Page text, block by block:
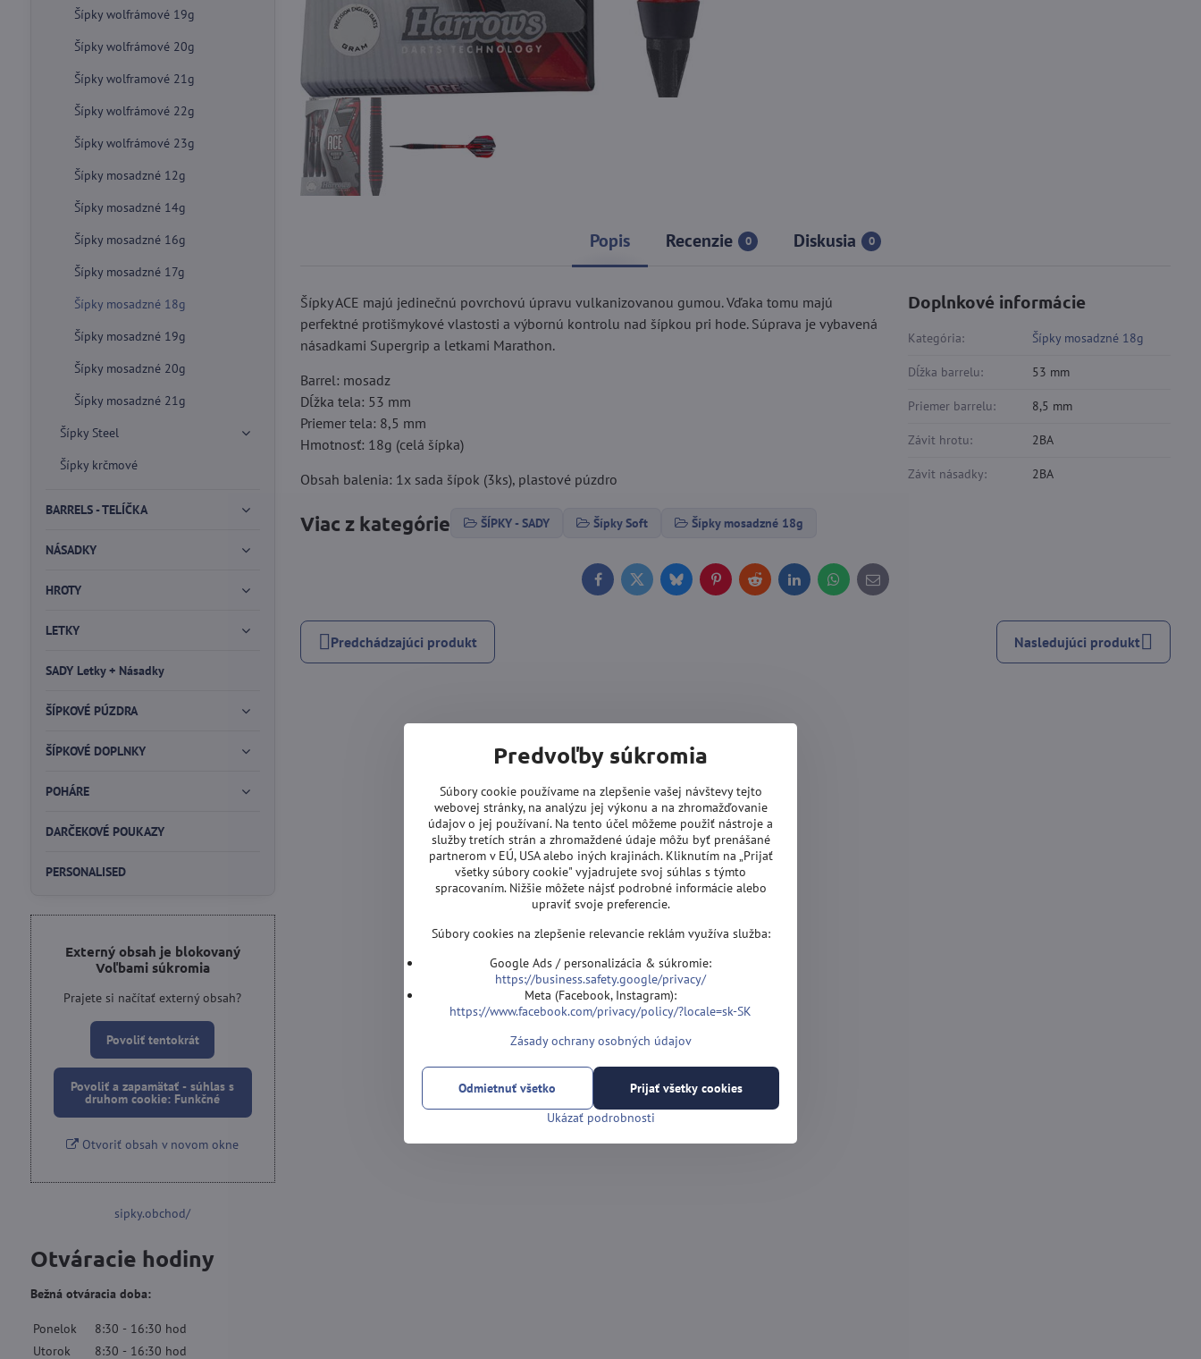
Popis Recenzie 0 Diskusia 0
Šípky ACE majú jedinečnú povrchovú úpravu vulkanizovanou gumou. Vďaka tomu majú
perfektné protišmykové vlastosti a výbornú kontrolu nad šípkou pri hode. Súprava je vybavená
násadkami Supergrip a letkami Marathon.
Barrel: mosadz
Dĺžka tela: 53 mm
Priemer tela: 8,5 mm
Hmotnosť: 18g (celá šípka)
Obsah balenia: 1x sada šípok (3ks), plastové púzdro
Viac z kategórie ŠÍPKY - SADY Šípky Soft Šípky mosadzné 18g
Doplnkové informácie
Kategória: Šípky mosadzné 18g
Dĺžka barrelu: 53 mm
Priemer barrelu: 8,5 mm
Závit hrotu: 2BA
Závit násadky: 2BA
FacebookTwitterBlueskyPinterestRedditLinkedInWhatsApp
E-
mail
Predchádzajúci produkt Nasledujúci produkt
Šípky wolfrámové 19g
Šípky wolfrámové 20g
Šípky wolframové 21g
Šípky wolfrámové 22g
Šípky wolfrámové 23g
Šípky mosadzné 12g
Šípky mosadzné 14g
Šípky mosadzné 16g
Šípky mosadzné 17g
Šípky mosadzné 18g
Šípky mosadzné 19g
Šípky mosadzné 20g
Šípky mosadzné 21g
Šípky Steel
Šípky krčmové
BARRELS - TELÍČKA
NÁSADKY
HROTY
LETKY
SADY Letky + Násadky
ŠÍPKOVÉ PÚZDRA
ŠÍPKOVÉ DOPLNKY
POHÁRE
DARČEKOVÉ POUKAZY
PERSONALISED
Externý obsah je blokovaný
Voľbami súkromia
Prajete si načítať externý obsah?
Povoliť tentokrát
Povoliť a zapamätať - súhlas s
druhom cookie: Funkčné
Otvoriť obsah v novom okne
sipky.obchod/
Otváracie hodiny
Bežná otváracia doba:
Ponelok 8:30 - 16:30 hod
Utorok
8:30 - 16:30 hod
Predvoľby súkromia
Súbory cookie používame na zlepšenie vašej návštevy tejto
webovej stránky, na analýzu jej výkonu a na zhromažďovanie
údajov o jej používaní. Na tento účel môžeme použiť nástroje a
služby tretích strán a zhromaždené údaje môžu byť prenášané
partnerom v EÚ, USA alebo iných krajinách. Kliknutím na „Prijať
všetky súbory cookie" vyjadrujete svoj súhlas s týmto
spracovaním. Nižšie môžete nájsť podrobné informácie alebo
upraviť svoje preferencie.
Súbory cookies na zlepšenie relevancie reklám využíva služba:
Google Ads / personalizácia & súkromie:
https://business.safety.google/privacy/
Meta (Facebook, Instagram):
https://www.facebook.com/privacy/policy/?locale=sk-SK
Zásady ochrany osobných údajov
Ukázať podrobnosti
Prijať všetky cookies
Odmietnuť všetko